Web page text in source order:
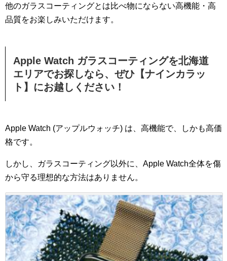
他のガラスコーティングとは比べ物にならない高機能・高
品質をお楽しみいただけます。
Apple Watch ガラスコーティングを北海道
エリアでお探しなら、ぜひ【ナインカラッ
ト】にお越しください！
Apple Watch (アップルウォッチ) は、高機能で、しかも高価
格です。
しかし、ガラスコーティング以外に、Apple Watch全体を傷
から守る理想的な方法はありません。